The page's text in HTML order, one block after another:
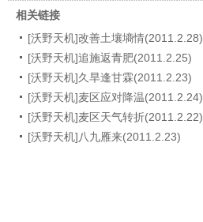
相关链接
[沃野天机]改善土壤墒情(2011.2.28)
[沃野天机]追施返青肥(2011.2.25)
[沃野天机]久旱逢甘霖(2011.2.23)
[沃野天机]麦区应对降温(2011.2.24)
[沃野天机]麦区天气转折(2011.2.22)
[沃野天机]八九雁来(2011.2.23)